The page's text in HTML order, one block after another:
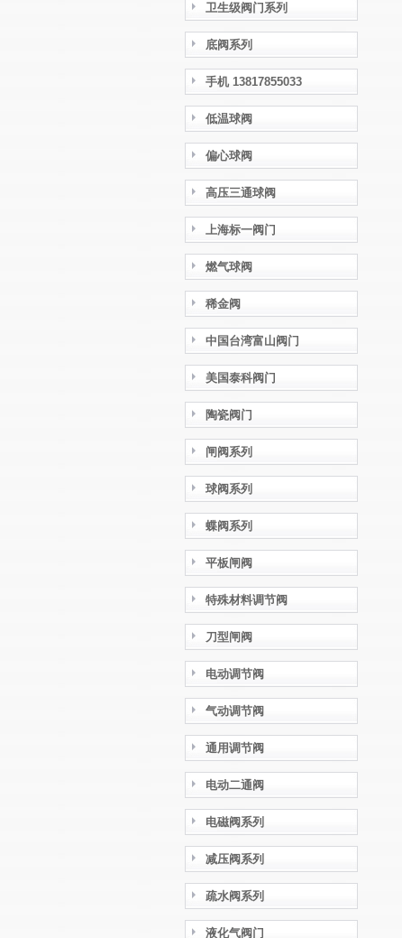
卫生级阀门系列
底阀系列
手机 13817855033
低温球阀
偏心球阀
高压三通球阀
上海标一阀门
燃气球阀
稀金阀
中国台湾富山阀门
美国泰科阀门
陶瓷阀门
闸阀系列
球阀系列
蝶阀系列
平板闸阀
特殊材料调节阀
刀型闸阀
电动调节阀
气动调节阀
通用调节阀
电动二通阀
电磁阀系列
减压阀系列
疏水阀系列
液化气阀门